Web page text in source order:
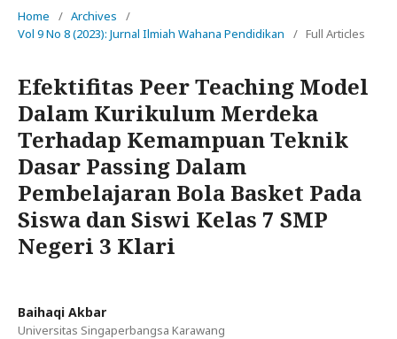
Home / Archives
/
Vol 9 No 8 (2023): Jurnal Ilmiah Wahana Pendidikan
/ Full Articles
Efektifitas Peer Teaching Model
Dalam Kurikulum Merdeka
Terhadap Kemampuan Teknik
Dasar Passing Dalam
Pembelajaran Bola Basket Pada
Siswa dan Siswi Kelas 7 SMP
Negeri 3 Klari
Baihaqi Akbar
Universitas Singaperbangsa Karawang